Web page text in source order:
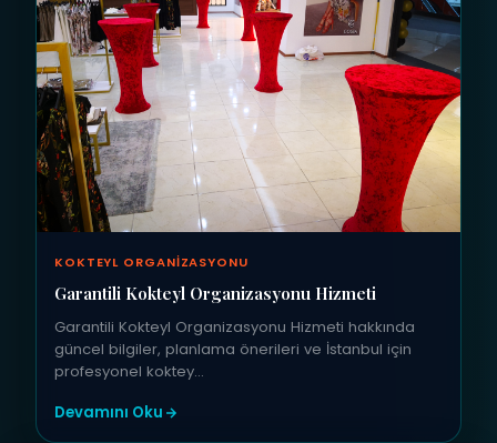
KOKTEYL ORGANIZASYONU
Garantili Kokteyl Organizasyonu Hizmeti
Garantili Kokteyl Organizasyonu Hizmeti hakkında
güncel bilgiler, planlama önerileri ve İstanbul için
profesyonel koktey…
Devamını Oku